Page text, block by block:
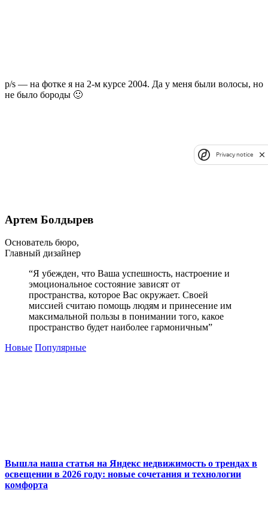
p/s — на фотке я на 2-м курсе 2004. Да у меня были волосы, но
не было бороды 🙂
Артем Болдырев
Основатель бюро,
Главный дизайнер
“Я убежден, что Ваша успешность, настроение и
эмоциональное состояние зависят от
пространства, которое Вас окружает. Своей
миссией считаю помощь людям и принесение им
максимальной пользы в понимании того, какое
пространство будет наиболее гармоничным”
Новые Популярные
Вышла наша статья на Яндекс недвижимость о трендах в
освещении в 2026 году: новые сочетания и технологии
комфорта
Privacy notice